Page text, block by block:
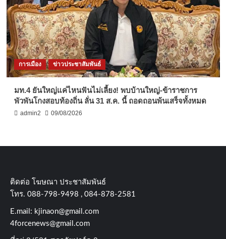
การเมือง ข่าวประชาสัมพันธ์
มท.4 ยันใหญ่แค่ไหนฟันไม่เลี้ยง! พบบ้านใหญ่-ข้าราชการ
พัวพันโกงสอบท้องถิ่น ลั่น 31 ส.ค. นี้ ถอดถอนพ้นเสร็จทั้งหมด
admin2 09/08/2026
ติดต่อ​ โฆษณา​ ประชาสัมพันธ์
โทร​. 088-798-9498 , 084-878-2581
E.mail: kjinaon@gmail.com
4forcenews@gmail.com